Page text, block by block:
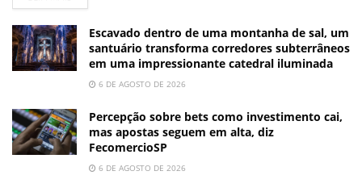
Escavado dentro de uma montanha de sal, um
santuário transforma corredores subterrâneos
em uma impressionante catedral iluminada
6 DE AGOSTO DE 2026
Percepção sobre bets como investimento cai,
mas apostas seguem em alta, diz
FecomercioSP
6 DE AGOSTO DE 2026